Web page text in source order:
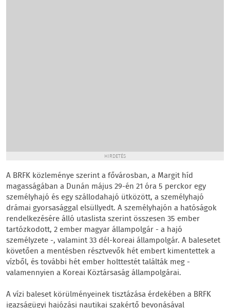
HIRDETÉS
A BRFK közleménye szerint a fővárosban, a Margit híd
magasságában a Dunán május 29-én 21 óra 5 perckor egy
személyhajó és egy szállodahajó ütközött, a személyhajó
drámai gyorsasággal elsüllyedt. A személyhajón a hatóságok
rendelkezésére álló utaslista szerint összesen 35 ember
tartózkodott, 2 ember magyar állampolgár - a hajó
személyzete -, valamint 33 dél-koreai állampolgár. A balesetet
követően a mentésben résztvevők hét embert kimentettek a
vízből, és további hét ember holttestét találták meg -
valamennyien a Koreai Köztársaság állampolgárai.
A vízi baleset körülményeinek tisztázása érdekében a BRFK
igazságügyi hajózási nautikai szakértő bevonásával